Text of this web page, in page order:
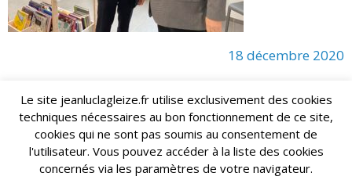
18 décembre 2020
Jean-Luc LAGLEIZE - e-mail : lagleize2024@gmail.com
Mentions Légales- Copyright © 2024. Tous droits réservés.
Le site jeanluclagleize.fr utilise exclusivement des cookies
techniques nécessaires au bon fonctionnement de ce site,
cookies qui ne sont pas soumis au consentement de
l'utilisateur. Vous pouvez accéder à la liste des cookies
concernés via les paramètres de votre navigateur.